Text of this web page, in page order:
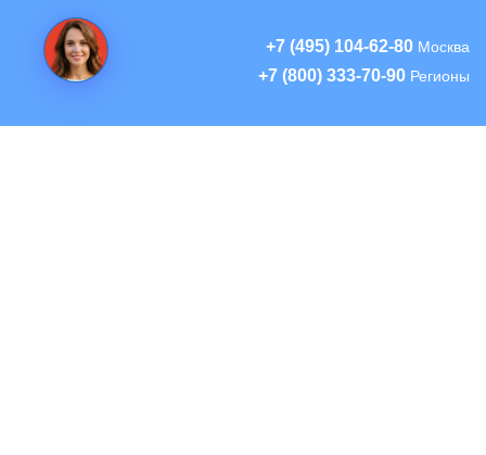
+7 (495) 104-62-80 Москва
+7 (800) 333-70-90 Регионы